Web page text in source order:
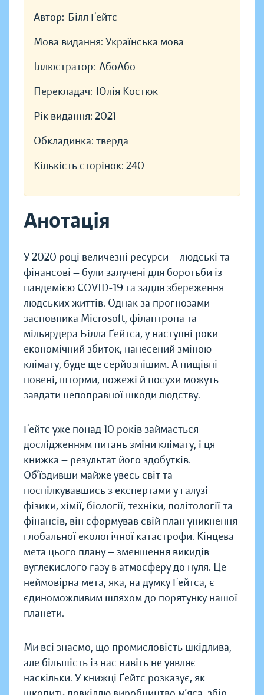
Автор: Білл Ґейтс
Мова видання: Українська мова
Іллюстратор: АбоАбо
Перекладач: Юлія Костюк
Рік видання: 2021
Обкладинка: тверда
Кількість сторінок: 240
Анотація
У 2020 році величезні ресурси — людські та
фінансові — були залучені для боротьби із
пандемією COVID-19 та задля збереження
людських життів. Однак за прогнозами
засновника Microsoft, філантропа та
мільярдера Білла Ґейтса, у наступні роки
економічний збиток, нанесений зміною
клімату, буде ще серйознішим. А нищівні
повені, шторми, пожежі й посухи можуть
завдати непоправної шкоди людству.
Ґейтс уже понад 10 років займається
дослідженням питань зміни клімату, і ця
книжка — результат його здобутків.
Об’їздивши майже увесь світ та
поспілкувавшись з експертами у галузі
фізики, хімії, біології, техніки, політології та
фінансів, він сформував свій план уникнення
глобальної екологічної катастрофи. Кінцева
мета цього плану — зменшення викидів
вуглекислого газу в атмосферу до нуля. Це
неймовірна мета, яка, на думку Ґейтса, є
єдиноможливим шляхом до порятунку нашої
планети.
Ми всі знаємо, що промисловість шкідлива,
але більшість із нас навіть не уявляє
наскільки. У книжці Ґейтс розказує, як